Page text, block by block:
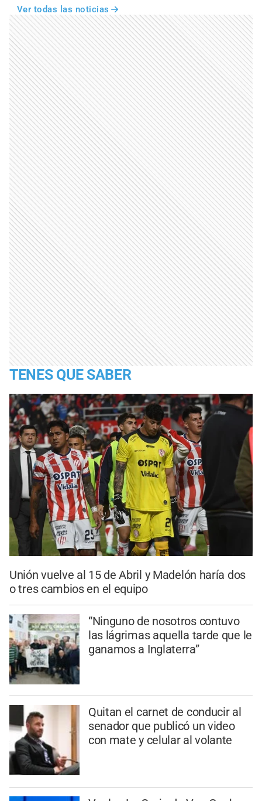
Ver todas las noticias
TENES QUE SABER
Unión vuelve al 15 de Abril y Madelón haría dos
o tres cambios en el equipo
“Ninguno de nosotros contuvo
las lágrimas aquella tarde que le
ganamos a Inglaterra”
Quitan el carnet de conducir al
senador que publicó un video
con mate y celular al volante